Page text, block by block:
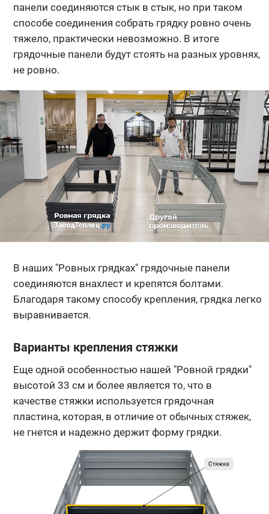
панели соединяются стык в стык, но при таком
способе соединения собрать грядку ровно очень
тяжело, практически невозможно. В итоге
грядочные панели будут стоять на разных уровнях,
не ровно.
В наших "Ровных грядках" грядочные панели
соединяются внахлест и крепятся болтами.
Благодаря такому способу крепления, грядка легко
выравнивается.
Варианты крепления стяжки
Еще одной особенностью нашей "Ровной грядки"
высотой 33 см и более является то, что в
качестве стяжки используется грядочная
пластина, которая, в отличие от обычных стяжек,
не гнется и надежно держит форму грядки.